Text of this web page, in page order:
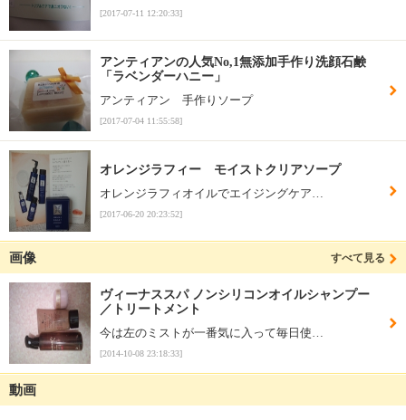
[2017-07-11 12:20:33]
アンティアンの人気No,1無添加手作り洗顔石鹸
「ラベンダーハニー」
アンティアン 手作りソープ
[2017-07-04 11:55:58]
オレンジラフィー モイストクリアソープ
オレンジラフィオイルでエイジングケア…
[2017-06-20 20:23:52]
画像 すべて見る
ヴィーナススパ ノンシリコンオイルシャンプー
／トリートメント
今は左のミストが一番気に入って毎日使…
[2014-10-08 23:18:33]
動画